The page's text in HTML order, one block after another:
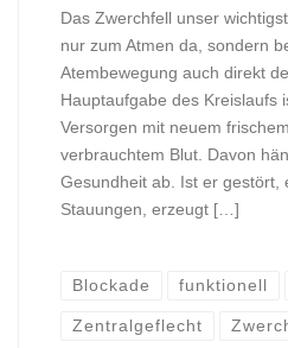
Das Zwerchfell unser
nur zum Atmen da, sondern
Atembewegung auch direkt
Hauptaufgabe des Kreislaufs
Versorgen mit neuem
verbrauchtem Blut. Davon
Gesundheit ab. Ist er gestört,
Stauungen, erzeugt […]
Blockade funktionell
Zentralgeflecht